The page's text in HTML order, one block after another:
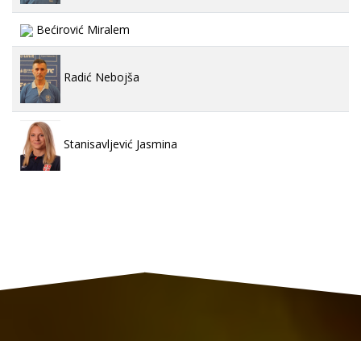
Bećirović Miralem
Radić Nebojša
Stanisavljević Jasmina